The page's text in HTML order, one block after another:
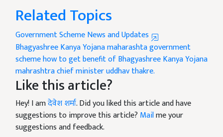
Related Topics
Government Scheme News and Updates
Bhagyashree Kanya Yojanamaharashta government
schemehow to get benefit of Bhagyashree Kanya Yojana
mahrashtra chief minister uddhav thakre.
Like this article?
Hey! I amदेवेश शर्मा. Did you liked this article and have
suggestions to improve this article? Mailme your
suggestions and feedback.